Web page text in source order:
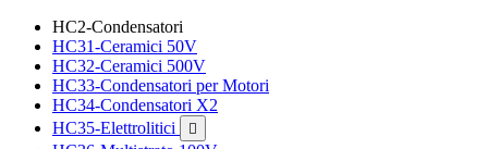
HC2-Condensatori
HC31-Ceramici 50V
HC32-Ceramici 500V
HC33-Condensatori per Motori
HC34-Condensatori X2
HC35-Elettrolitici
